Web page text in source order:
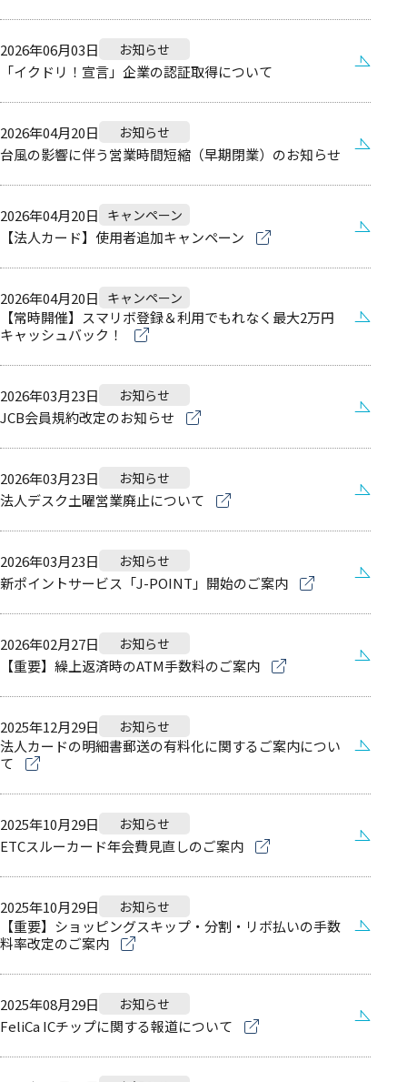
2026年06月03日 お知らせ
「イクドリ！宣言」企業の認証取得について
2026年04月20日 お知らせ
台風の影響に伴う営業時間短縮（早期閉業）のお知らせ
2026年04月20日 キャンペーン
【法人カード】使用者追加キャンペーン
2026年04月20日 キャンペーン
【常時開催】スマリボ登録＆利用でもれなく最大2万円
キャッシュバック！
2026年03月23日 お知らせ
JCB会員規約改定のお知らせ
2026年03月23日 お知らせ
法人デスク土曜営業廃止について
2026年03月23日 お知らせ
新ポイントサービス「J-POINT」開始のご案内
2026年02月27日 お知らせ
【重要】繰上返済時のATM手数料のご案内
2025年12月29日 お知らせ
法人カードの明細書郵送の有料化に関するご案内につい
て
2025年10月29日 お知らせ
ETCスルーカード年会費見直しのご案内
2025年10月29日 お知らせ
【重要】ショッピングスキップ・分割・リボ払いの手数
料率改定のご案内
2025年08月29日 お知らせ
FeliCa ICチップに関する報道について